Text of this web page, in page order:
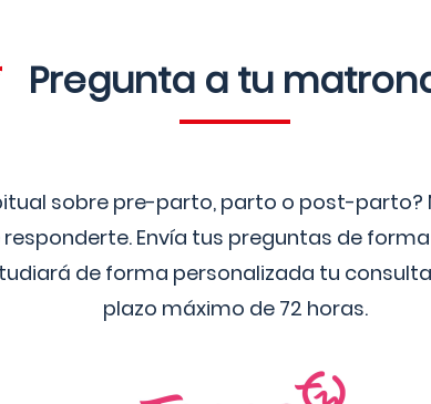
Pregunta a tu
sobre pre-parto, parto o post-
Envía tus preguntas de
de forma personalizada tu
plazo máximo de 72 horas.